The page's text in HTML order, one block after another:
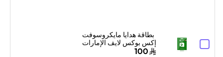
بطاقة هدايا مايكروسوفت
إكس بوكس لايف الإمارات
99 درهم إماراتي إرسال100